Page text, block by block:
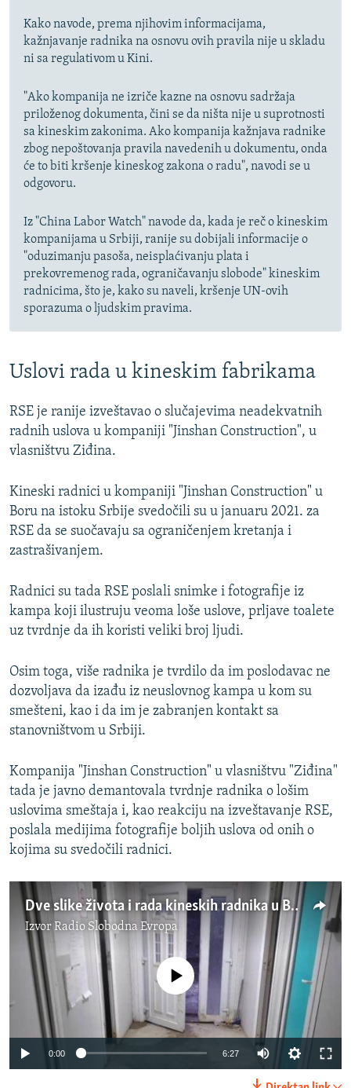
Kako navode, prema njihovim informacijama,
kažnjavanje radnika na osnovu ovih pravila nije u skladu
ni sa regulativom u Kini.
"Ako kompanija ne izriče kazne na osnovu sadržaja
priloženog dokumenta, čini se da ništa nije u suprotnosti
sa kineskim zakonima. Ako kompanija kažnjava radnike
zbog nepoštovanja pravila navedenih u dokumentu, onda
će to biti kršenje kineskog zakona o radu", navodi se u
odgovoru.
Iz "China Labor Watch" navode da, kada je reč o kineskim
kompanijama u Srbiji, ranije su dobijali informacije o
"oduzimanju pasoša, neisplaćivanju plata i
prekovremenog rada, ograničavanju slobode" kineskim
radnicima, što je, kako su naveli, kršenje UN-ovih
sporazuma o ljudskim pravima.
Uslovi rada u kineskim fabrikama
RSE je ranije izveštavao o slučajevima neadekvatnih
radnih uslova u kompaniji "Jinshan Construction", u
vlasništvu Ziđina.
Kineski radnici u kompaniji "Jinshan Construction" u
Boru na istoku Srbije svedočili su u januaru 2021. za
RSE da se suočavaju sa ograničenjem kretanja i
zastrašivanjem.
Radnici su tada RSE poslali snimke i fotografije iz
kampa koji ilustruju veoma loše uslove, prljave toalete
uz tvrdnje da ih koristi veliki broj ljudi.
Osim toga, više radnika je tvrdilo da im poslodavac ne
dozvoljava da izađu iz neuslovnog kampa u kom su
smešteni, kao i da im je zabranjen kontakt sa
stanovništvom u Srbiji.
Kompanija "Jinshan Construction" u vlasništvu "Ziđina"
tada je javno demantovala tvrdnje radnika o lošim
uslovima smeštaja i, kao reakciju na izveštavanje RSE,
poslala medijima fotografije boljih uslova od onih o
kojima su svedočili radnici.
Dve slike života i rada kineskih radnika u Boru
IzvorRadio Slobodna Evropa
No media source currently available
0:00 6:27